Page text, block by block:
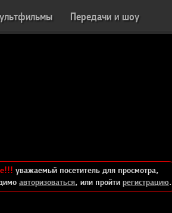
Передачи и шоу
уважаемый посетитель для просмотра,
авторизоваться, или пройти регистрацию.